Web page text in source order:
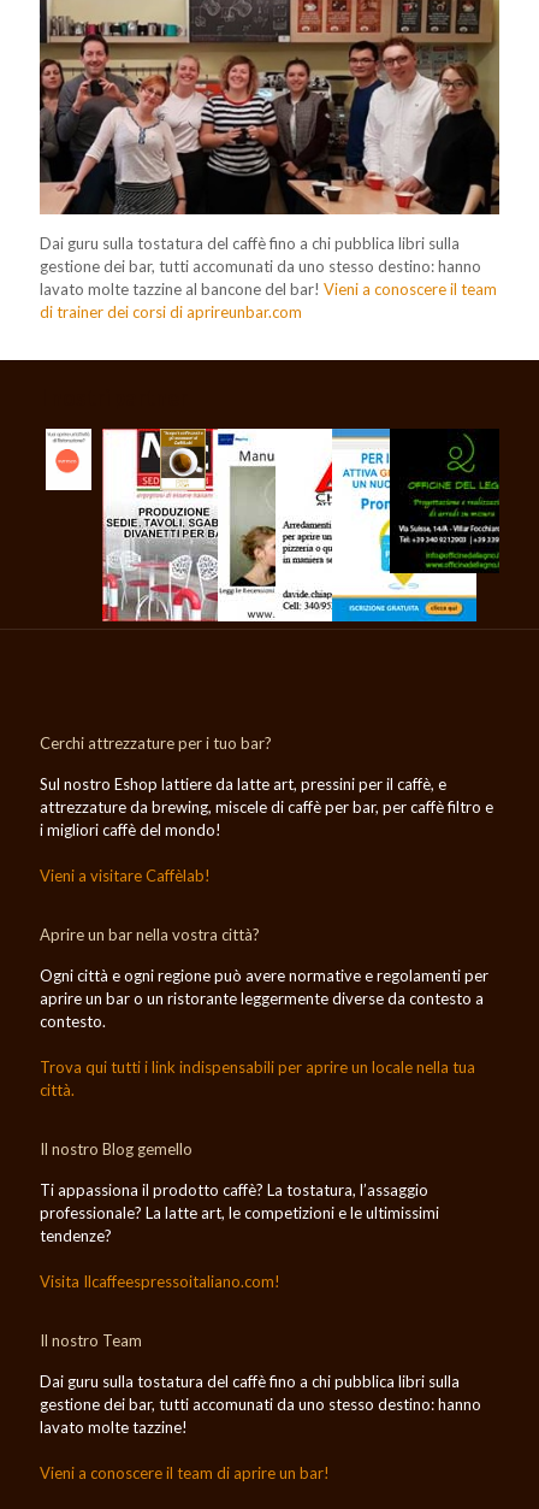
Dai guru sulla tostatura del caffè fino a chi pubblica libri sulla
gestione dei bar, tutti accomunati da uno stesso destino: hanno
lavato molte tazzine al bancone del bar! Vieni a conoscere il team
di trainer dei corsi di aprireunbar.com
Cerchi attrezzature per i tuo bar?
Sul nostro Eshop lattiere da latte art, pressini per il caffè, e
attrezzature da brewing, miscele di caffè per bar, per caffè filtro e
i migliori caffè del mondo!
Vieni a visitare Caffèlab!
Aprire un bar nella vostra città?
Ogni città e ogni regione può avere normative e regolamenti per
aprire un bar o un ristorante leggermente diverse da contesto a
contesto.
Trova qui tutti i link indispensabili per aprire un locale nella tua
città.
Il nostro Blog gemello
Ti appassiona il prodotto caffè? La tostatura, l’assaggio
professionale? La latte art, le competizioni e le ultimissimi
tendenze?
Visita Ilcaffeespressoitaliano.com!
Il nostro Team
Dai guru sulla tostatura del caffè fino a chi pubblica libri sulla
gestione dei bar, tutti accomunati da uno stesso destino: hanno
lavato molte tazzine!
Vieni a conoscere il team di aprire un bar!